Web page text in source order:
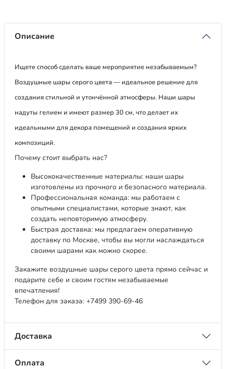
Описание
Ищете способ сделать ваше мероприятие незабываемым?
Воздушные шары серого цвета — идеальное решение для
создания стильной и утончённой атмосферы. Наши шары
надуты гелием и имеют размер 30 см, что делает их
идеальными для декора помещений и создания ярких
композиций.
Почему стоит выбрать нас?
Высококачественные материалы: наши шары
изготовлены из прочного и безопасного материала.
Профессиональная команда: мы работаем с
опытными специалистами, которые знают, как
создать неповторимую атмосферу.
Быстрая доставка: мы предлагаем оперативную
доставку по Москве, чтобы вы могли наслаждаться
своими шарами как можно скорее.
Закажите воздушные шары серого цвета прямо сейчас и
подарите себе и своим гостям незабываемые
впечатления!
Телефон для заказа: +7499 390-69-46
Доставка
Оплата